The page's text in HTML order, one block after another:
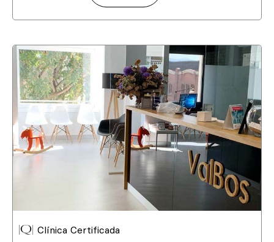
Clínica Certificada